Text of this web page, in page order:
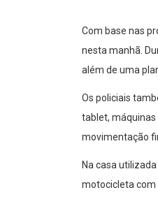
Com base nas
nesta manhã.
além de uma
Os policiais
tablet, máquinas
movimentação
Na casa
motocicleta com